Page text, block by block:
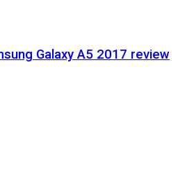
Galaxy A5 2017 review